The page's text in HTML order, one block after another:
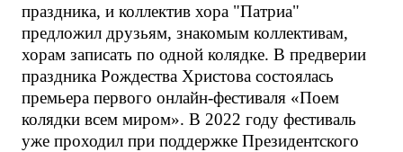
праздника, и коллектив хора "Патриа"
предложил друзьям, знакомым коллективам,
хорам записать по одной колядке. В предверии
праздника Рождества Христова состоялась
премьера первого онлайн-фестиваля «Поем
колядки всем миром». В 2022 году фестиваль
уже проходил при поддержке Президентского